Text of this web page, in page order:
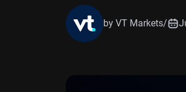
by VT Markets/